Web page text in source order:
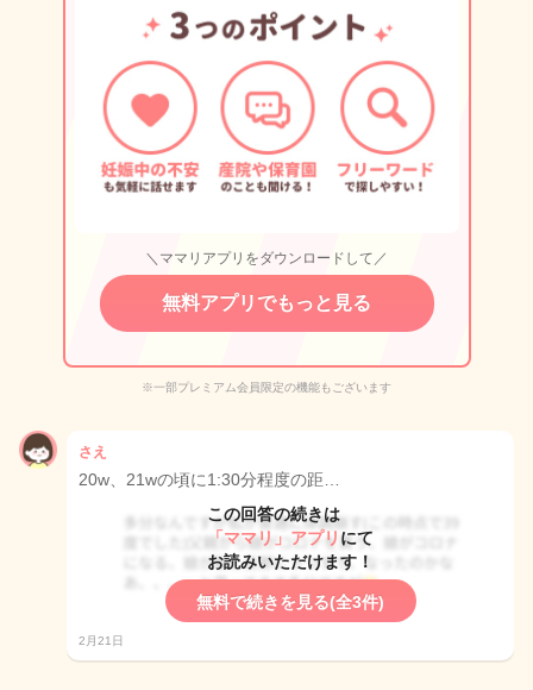
＼ママリアプリをダウンロードして／
無料アプリでもっと見る
※一部プレミアム会員限定の機能もございます
さえ
20w、21wの頃に1:30分程度の距…
この回答の続きは
「ママリ」アプリ にて
お読みいただけます！
無料で続きを見る(全3件)
2月21日